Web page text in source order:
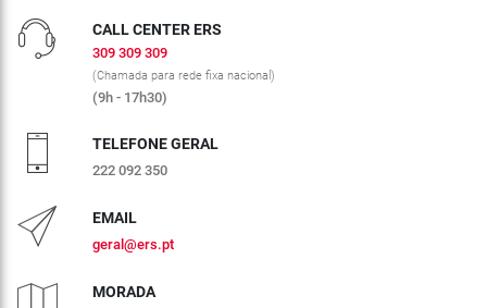
CALL CENTER ERS
309 309 309
(Chamada para rede fixa nacional)
(9h - 17h30)
TELEFONE GERAL
222 092 350
EMAIL
geral@ers.pt
MORADA